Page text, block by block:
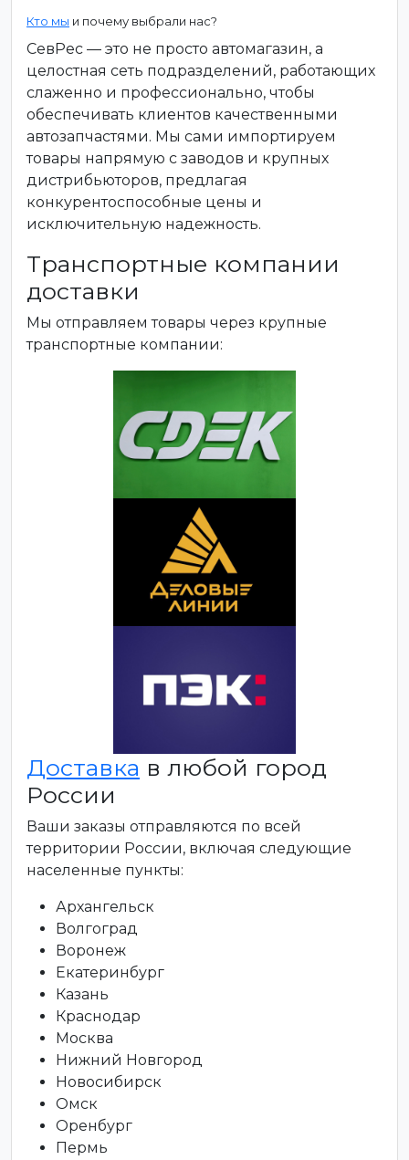
Кто мы и почему выбрали нас?
СевРес — это не просто автомагазин, а
целостная сеть подразделений, работающих
слаженно и профессионально, чтобы
обеспечивать клиентов качественными
автозапчастями. Мы сами импортируем
товары напрямую с заводов и крупных
дистрибьюторов, предлагая
конкурентоспособные цены и
исключительную надежность.
Транспортные компании
доставки
Мы отправляем товары через крупные
транспортные компании:
Доставка в любой город
России
Ваши заказы отправляются по всей
территории России, включая следующие
населенные пункты:
Архангельск
Волгоград
Воронеж
Екатеринбург
Казань
Краснодар
Москва
Нижний Новгород
Новосибирск
Омск
Оренбург
Пермь